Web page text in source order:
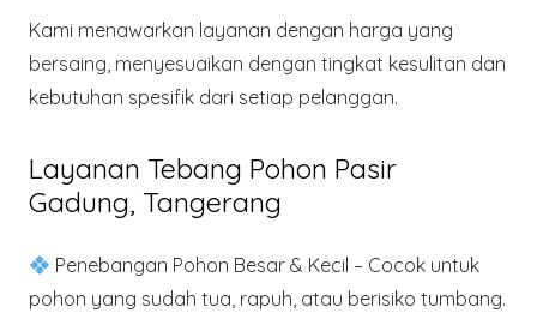
Kami menawarkan layanan dengan harga yang
bersaing, menyesuaikan dengan tingkat kesulitan dan
kebutuhan spesifik dari setiap pelanggan.
Layanan Tebang Pohon Pasir
Gadung, Tangerang
Penebangan Pohon Besar & Kecil – Cocok untuk
pohon yang sudah tua, rapuh, atau berisiko tumbang.